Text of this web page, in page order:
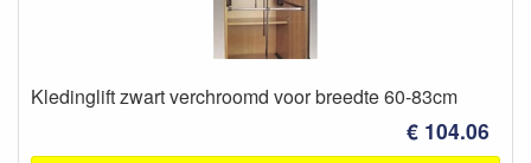
Kledinglift zwart verchroomd voor breedte 60-83cm
€ 104.06